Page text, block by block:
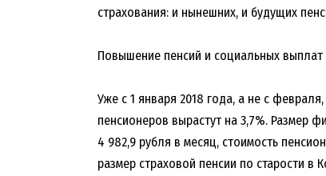
страхования: и нынешних, и будущих
Повышение пенсий и социальных выплат
Уже с 1 января 2018 года, а не с
пенсионеров вырастут на 3,7%. Размер
4 982,9 рубля в месяц, стоимость
размер страховой пенсии по старости в